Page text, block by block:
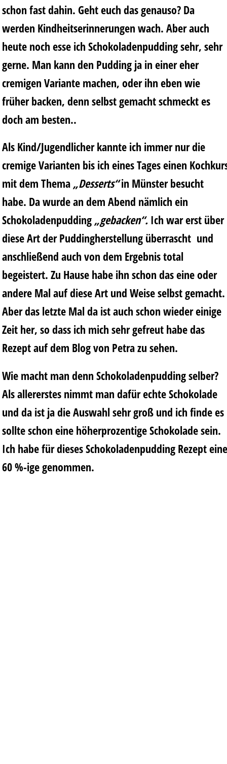
schon fast dahin. Geht euch das genauso? Da
werden Kindheitserinnerungen wach. Aber auch
heute noch esse ich Schokoladenpudding sehr, sehr
gerne. Man kann den Pudding ja in einer eher
cremigen Variante machen, oder ihn eben wie
früher backen, denn selbst gemacht schmeckt es
doch am besten..
Als Kind/Jugendlicher kannte ich immer nur die
cremige Varianten bis ich eines Tages einen
mit dem Thema „Desserts“in Münster besucht
habe. Da wurde an dem Abend nämlich ein
Schokoladenpudding „gebacken“. Ich war erst über
diese Art der Puddingherstellung überrascht und
anschließend auch von dem Ergebnis total
begeistert. Zu Hause habe ihn schon das eine oder
andere Mal auf diese Art und Weise selbst gemacht.
Aber das letzte Mal da ist auch schon wieder einige
Zeit her, so dass ich mich sehr gefreut habe das
Rezept auf dem Blog von Petra zu sehen.
Wie macht man denn Schokoladenpudding selber?
Als allererstes nimmt man dafür echte Schokolade
und da ist ja die Auswahl sehr groß und ich finde es
sollte schon eine höherprozentige Schokolade sein.
Ich habe für dieses Schokoladenpudding Rezept eine
60 %-ige genommen.